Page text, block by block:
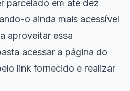
parcelado em até dez
o ainda mais acessível
aproveitar essa
acessar a página do
link fornecido e realizar